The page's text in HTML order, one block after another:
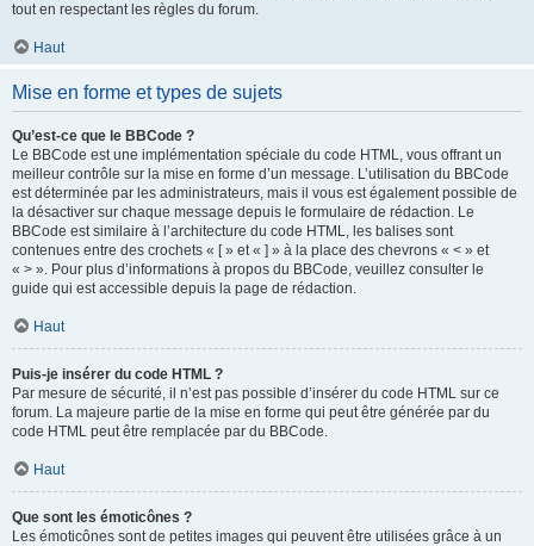
tout en respectant les règles du forum.
Haut
Mise en forme et types de sujets
Qu’est-ce que le BBCode ?
Le BBCode est une implémentation spéciale du code HTML, vous offrant un
meilleur contrôle sur la mise en forme d’un message. L’utilisation du BBCode
est déterminée par les administrateurs, mais il vous est également possible de
la désactiver sur chaque message depuis le formulaire de rédaction. Le
BBCode est similaire à l’architecture du code HTML, les balises sont
contenues entre des crochets « [ » et « ] » à la place des chevrons « < » et
« > ». Pour plus d’informations à propos du BBCode, veuillez consulter le
guide qui est accessible depuis la page de rédaction.
Haut
Puis-je insérer du code HTML ?
Par mesure de sécurité, il n’est pas possible d’insérer du code HTML sur ce
forum. La majeure partie de la mise en forme qui peut être générée par du
code HTML peut être remplacée par du BBCode.
Haut
Que sont les émoticônes ?
Les émoticônes sont de petites images qui peuvent être utilisées grâce à un